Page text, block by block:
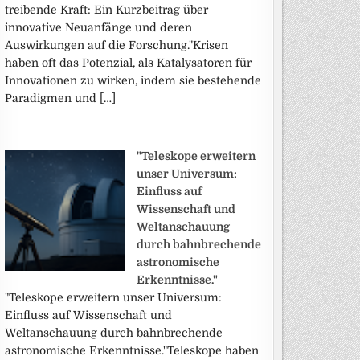
treibende Kraft: Ein Kurzbeitrag über
innovative Neuanfänge und deren
Auswirkungen auf die Forschung."Krisen
haben oft das Potenzial, als Katalysatoren für
Innovationen zu wirken, indem sie bestehende
Paradigmen und […]
"Teleskope erweitern
unser Universum:
Einfluss auf
Wissenschaft und
Weltanschauung
durch bahnbrechende
astronomische
Erkenntnisse."
"Teleskope erweitern unser Universum:
Einfluss auf Wissenschaft und
Weltanschauung durch bahnbrechende
astronomische Erkenntnisse."Teleskope haben